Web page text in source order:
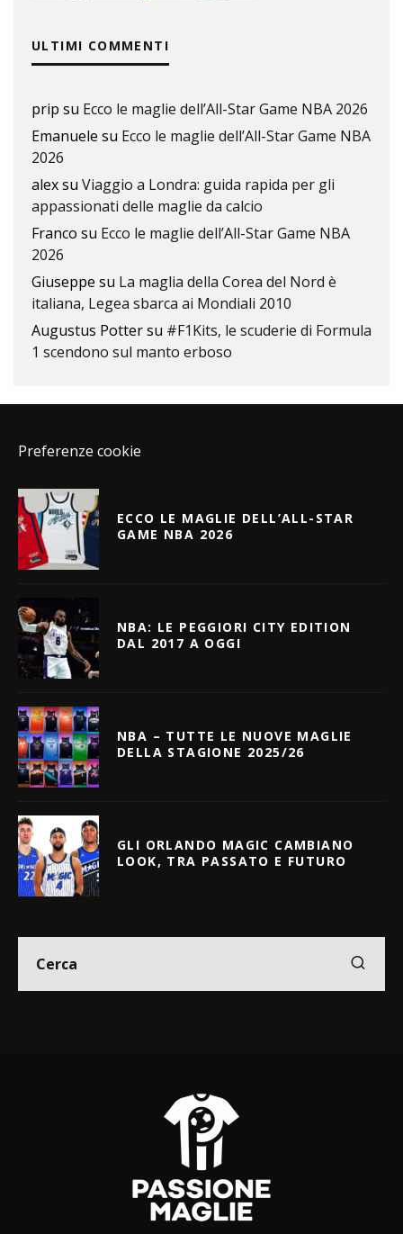
ULTIMI COMMENTI
prip su Ecco le maglie dell’All-Star Game NBA 2026
Emanuele su Ecco le maglie dell’All-Star Game NBA
2026
alexsu Viaggio a Londra: guida rapida per gli
appassionati delle maglie da calcio
Franco su Ecco le maglie dell’All-Star Game NBA
2026
Giuseppe su La maglia della Corea del Nord è
italiana, Legea sbarca ai Mondiali 2010
Augustus Pottersu #F1Kits, le scuderie di Formula
1 scendono sul manto erboso
Preferenze cookie
ECCO LE MAGLIE DELL’ALL-STAR
GAME NBA 2026
NBA: LE PEGGIORI CITY EDITION
DAL 2017 A OGGI
NBA – TUTTE LE NUOVE MAGLIE
DELLA STAGIONE 2025/26
GLI ORLANDO MAGIC CAMBIANO
LOOK, TRA PASSATO E FUTURO